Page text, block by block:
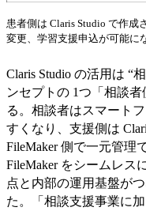
患者側は Claris Studio で作成
変更、学習支援申込が可能に
Claris Studio の活用は “
ンセプトの 1つ「相談
る。相談者はスマート
すくなり、支援側は
FileMaker 側で一元管理
FileMaker をシームレス
点と内部の運用基盤が
た。「相談支援事業に